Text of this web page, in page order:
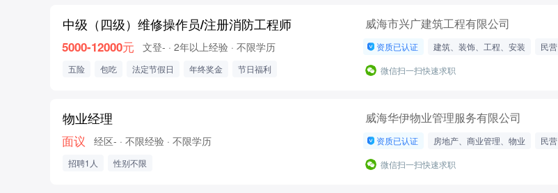
中级（四级）维修操作员/注册消防工程师 威海市兴广建筑工程有限公司
5000-12000元 文登- · 2年以上经验 · 不限学历 资质已认证 建筑、装饰、工程、安装 民营
五险 包吃 法定节假日 年终奖金 节日福利 微信扫一扫快速求职
物业经理 威海华伊物业管理服务有限公司
面议 经区- · 不限经验 · 不限学历 资质已认证 房地产、商业管理、物业 民营
招聘1人 性别不限 微信扫一扫快速求职